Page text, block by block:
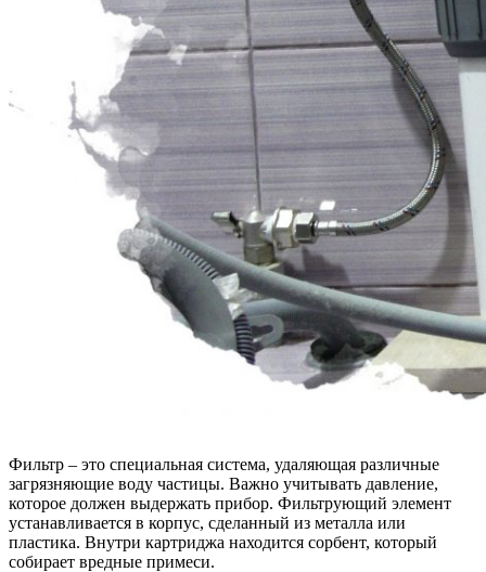
Фильтр – это специальная система, удаляющая различные
загрязняющие воду частицы. Важно учитывать давление,
которое должен выдержать прибор. Фильтрующий элемент
устанавливается в корпус, сделанный из металла или
пластика. Внутри картриджа находится сорбент, который
собирает вредные примеси.